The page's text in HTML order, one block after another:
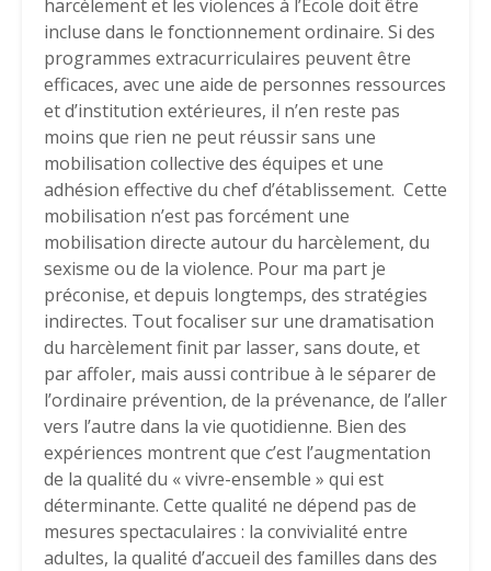
harcèlement et les violences à l’École doit être
incluse dans le fonctionnement ordinaire. Si des
programmes extracurriculaires peuvent être
efficaces, avec une aide de personnes ressources
et d’institution extérieures, il n’en reste pas
moins que rien ne peut réussir sans une
mobilisation collective des équipes et une
adhésion effective du chef d’établissement. Cette
mobilisation n’est pas forcément une
mobilisation directe autour du harcèlement, du
sexisme ou de la violence. Pour ma part je
préconise, et depuis longtemps, des stratégies
indirectes. Tout focaliser sur une dramatisation
du harcèlement finit par lasser, sans doute, et
par affoler, mais aussi contribue à le séparer de
l’ordinaire prévention, de la prévenance, de l’aller
vers l’autre dans la vie quotidienne. Bien des
expériences montrent que c’est l’augmentation
de la qualité du « vivre-ensemble » qui est
déterminante. Cette qualité ne dépend pas de
mesures spectaculaires : la convivialité entre
adultes, la qualité d’accueil des familles dans des